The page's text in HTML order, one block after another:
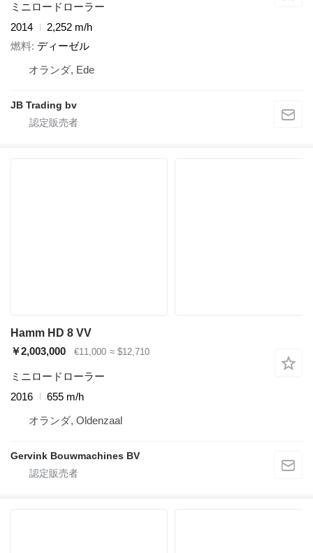
ミニロードローラー
2014
2,252 m/h
燃料 ディーゼル
オランダ, Ede
JB Trading bv
Hamm HD 8 VV
￥2,003,000
€11,000 ≈ $12,710
ミニロードローラー
2016
655 m/h
オランダ, Oldenzaal
Gervink Bouwmachines BV